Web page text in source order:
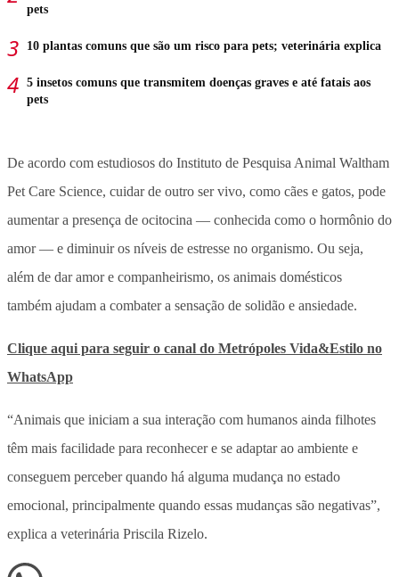
pets
10 plantas comuns que são um risco para pets; veterinária explica
5 insetos comuns que transmitem doenças graves e até fatais aos
pets
De acordo com estudiosos do Instituto de Pesquisa Animal Waltham
Pet Care Science, cuidar de outro ser vivo, como cães e gatos, pode
aumentar a presença de ocitocina — conhecida como o hormônio do
amor — e diminuir os níveis de estresse no organismo. Ou seja,
além de dar amor e companheirismo, os animais domésticos
também ajudam a combater a sensação de solidão e ansiedade.
Clique aqui para seguir o canal do Metrópoles Vida&Estilo no
WhatsApp
“Animais que iniciam a sua interação com humanos ainda filhotes
têm mais facilidade para reconhecer e se adaptar ao ambiente e
conseguem perceber quando há alguma mudança no estado
emocional, principalmente quando essas mudanças são negativas”,
explica a veterinária Priscila Rizelo.